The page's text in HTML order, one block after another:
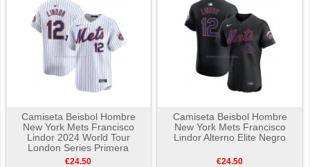
Camiseta Beisbol Hombre
New York Mets Francisco
Lindor 2024 World Tour
London Series Primera
Limited Blanco
€24.50
Camiseta Beisbol Hombre
New York Mets Francisco
Lindor Alterno Elite Negro
€24.50